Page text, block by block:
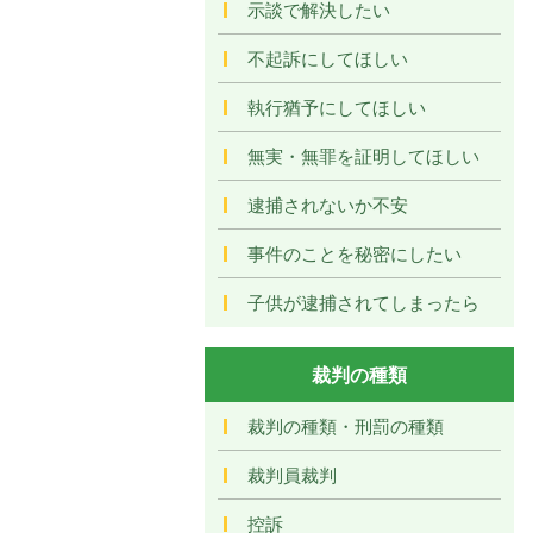
示談で解決したい
不起訴にしてほしい
執行猶予にしてほしい
無実・無罪を証明してほしい
逮捕されないか不安
事件のことを秘密にしたい
子供が逮捕されてしまったら
裁判の種類
裁判の種類・刑罰の種類
裁判員裁判
控訴